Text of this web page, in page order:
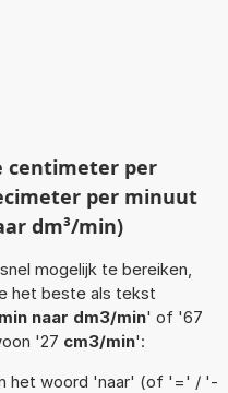
centimeter per
per minuut
dm³/min)
mogelijk te bereiken,
het beste als tekst
naar dm3/min' of '67
'27 cm3/min':
het woord 'naar' (of '=' / '-